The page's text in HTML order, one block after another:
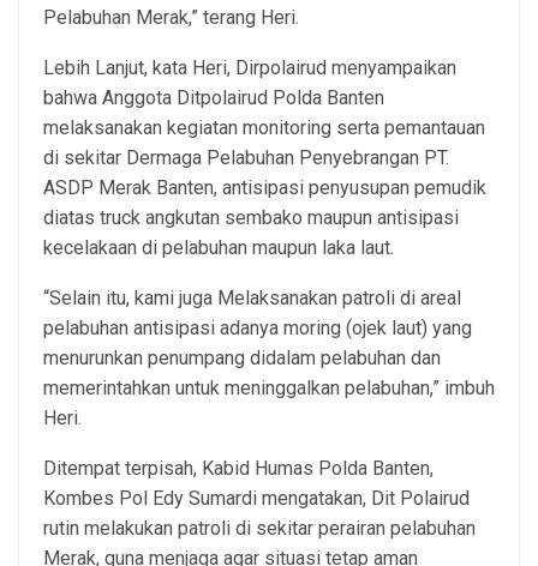
Pelabuhan Merak,” terang Heri.
Lebih Lanjut, kata Heri, Dirpolairud menyampaikan
bahwa Anggota Ditpolairud Polda Banten
melaksanakan kegiatan monitoring serta pemantauan
di sekitar Dermaga Pelabuhan Penyebrangan PT.
ASDP Merak Banten, antisipasi penyusupan pemudik
diatas truck angkutan sembako maupun antisipasi
kecelakaan di pelabuhan maupun laka laut.
“Selain itu, kami juga Melaksanakan patroli di areal
pelabuhan antisipasi adanya moring (ojek laut) yang
menurunkan penumpang didalam pelabuhan dan
memerintahkan untuk meninggalkan pelabuhan,” imbuh
Heri.
Ditempat terpisah, Kabid Humas Polda Banten,
Kombes Pol Edy Sumardi mengatakan, Dit Polairud
rutin melakukan patroli di sekitar perairan pelabuhan
Merak, guna menjaga agar situasi tetap aman